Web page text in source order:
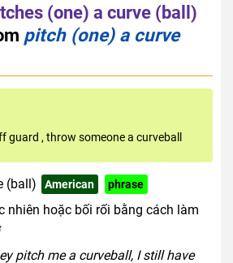
(one) a curve (ball)
pitch (one) a curve
guard , throw someone a curveball
(ball) American phrase
nhiên hoặc bối rối bằng cách làm
pitch me a curveball, I still have